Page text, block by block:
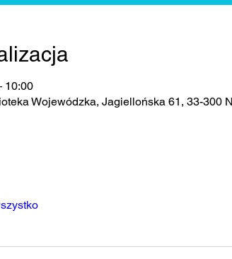
10:00
Wojewódzka, Jagiellońska 61, 33-300